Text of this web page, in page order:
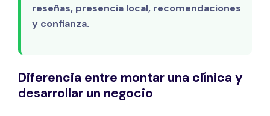
reseñas, presencia local, recomendaciones
y confianza.
Diferencia entre montar una clínica y
desarrollar un negocio